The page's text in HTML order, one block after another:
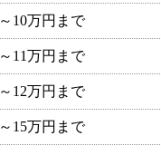
～10万円まで
～11万円まで
～12万円まで
～15万円まで